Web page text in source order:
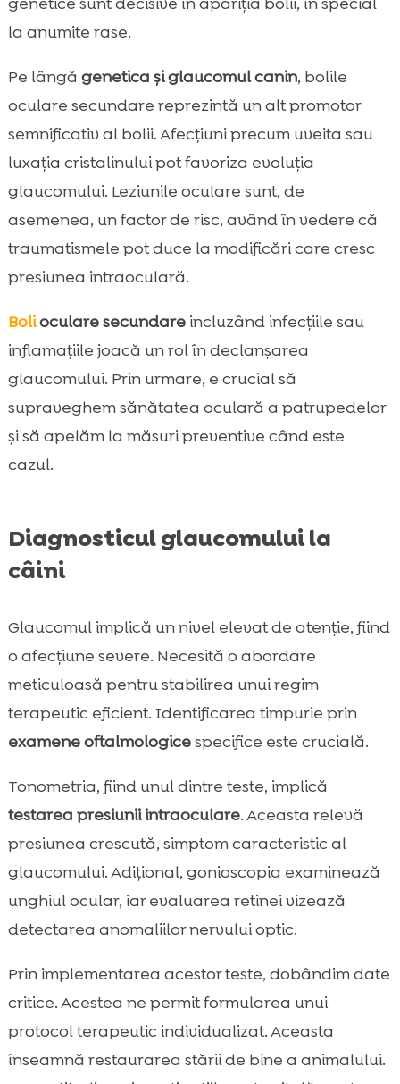
la anumite rase.
Pe lângă genetica și glaucomul canin, bolile
oculare secundare reprezintă un alt promotor
semnificativ al bolii. Afecțiuni precum uveita sau
luxația cristalinului pot favoriza evoluția
glaucomului. Leziunile oculare sunt, de
asemenea, un factor de risc, având în vedere că
traumatismele pot duce la modificări care cresc
presiunea intraoculară.
Bolioculare secundareincluzând infecțiile sau
inflamațiile joacă un rol în declanșarea
glaucomului. Prin urmare, e crucial să
supraveghem sănătatea oculară a patrupedelor
și să apelăm la măsuri preventive când este
cazul.
Diagnosticul glaucomului la
câini
Glaucomul implică un nivel elevat de atenție, fiind
o afecțiune severe. Necesită o abordare
meticuloasă pentru stabilirea unui regim
terapeutic eficient. Identificarea timpurie prin
examene oftalmologicespecifice este crucială.
Tonometria, fiind unul dintre teste, implică
testarea presiunii intraoculare. Aceasta relevă
presiunea crescută, simptom caracteristic al
glaucomului. Adițional, gonioscopia examinează
unghiul ocular, iar evaluarea retinei vizează
detectarea anomaliilor nervului optic.
Prin implementarea acestor teste, dobândim date
critice. Acestea ne permit formularea unui
protocol terapeutic individualizat. Aceasta
înseamnă restaurarea stării de bine a animalului.